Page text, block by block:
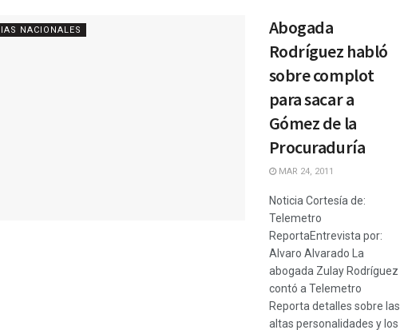
NACIONALES
Abogada
Rodríguez habló
sobre complot
para sacar a
Gómez de la
Procuraduría
MAR 24, 2011
Noticia Cortesía de:
Telemetro
ReportaEntrevista por:
Alvaro Alvarado La
abogada Zulay Rodríguez
contó a Telemetro
Reporta detalles sobre las
altas personalidades y los